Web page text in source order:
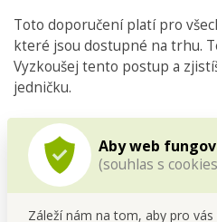
Aby web
(souhlas s
Záleží nám na tom, aby pro
Toto doporučení platí pro
které jsou dostupné na trhu.
Vyzkoušej tento postup a
jedničku.